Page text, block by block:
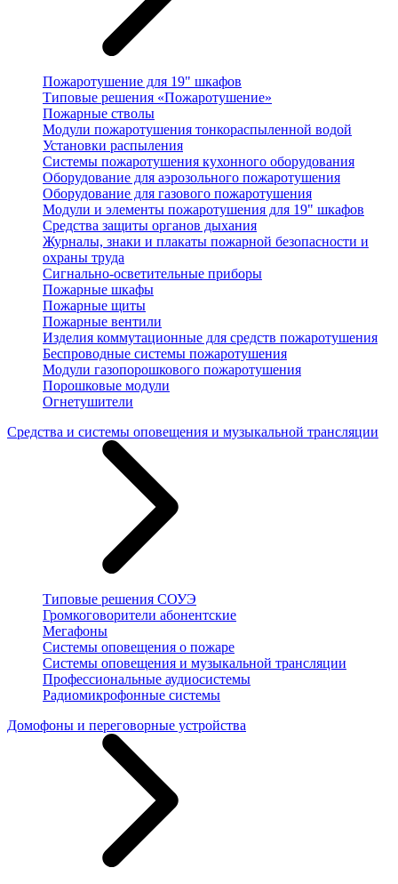
Пожаротушение для 19" шкафов
Типовые решения «Пожаротушение»
Пожарные стволы
Модули пожаротушения тонкораспыленной водой
Установки распыления
Системы пожаротушения кухонного оборудования
Оборудование для аэрозольного пожаротушения
Оборудование для газового пожаротушения
Модули и элементы пожаротушения для 19" шкафов
Средства защиты органов дыхания
Журналы, знаки и плакаты пожарной безопасности и
охраны труда
Сигнально-осветительные приборы
Пожарные шкафы
Пожарные щиты
Пожарные вентили
Изделия коммутационные для средств пожаротушения
Беспроводные системы пожаротушения
Модули газопорошкового пожаротушения
Порошковые модули
Огнетушители
Средства и системы оповещения и музыкальной трансляции
Типовые решения СОУЭ
Громкоговорители абонентские
Мегафоны
Системы оповещения о пожаре
Системы оповещения и музыкальной трансляции
Профессиональные аудиосистемы
Радиомикрофонные системы
Домофоны и переговорные устройства